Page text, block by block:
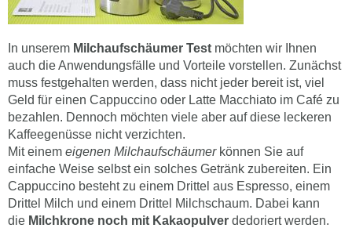
In unserem Milchaufschäumer Test möchten wir Ihnen
auch die Anwendungsfälle und Vorteile vorstellen. Zunächst
muss festgehalten werden, dass nicht jeder bereit ist, viel
Geld für einen Cappuccino oder Latte Macchiato im Café zu
bezahlen. Dennoch möchten viele aber auf diese leckeren
Kaffeegenüsse nicht verzichten.
Mit einem eigenen Milchaufschäumerkönnen Sie auf
einfache Weise selbst ein solches Getränk zubereiten. Ein
Cappuccino besteht zu einem Drittel aus Espresso, einem
Drittel Milch und einem Drittel Milchschaum. Dabei kann
die Milchkrone noch mit Kakaopulver dedoriert werden.